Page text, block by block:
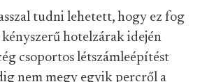
tudni lehetett, hogy ez fog
hotelzárak idején
csoportos létszámleépítést
nem megy egyik percről a